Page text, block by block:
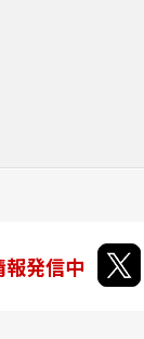
発信中